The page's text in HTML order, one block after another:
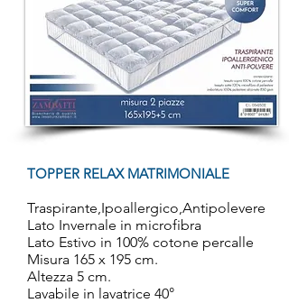
TOPPER RELAX MATRIMONIALE
Traspirante,Ipoallergico,Antipolevere
Lato Invernale in microfibra
Lato Estivo in 100% cotone percalle
Misura 165 x 195 cm.
Altezza 5 cm.
Lavabile in lavatrice 40°